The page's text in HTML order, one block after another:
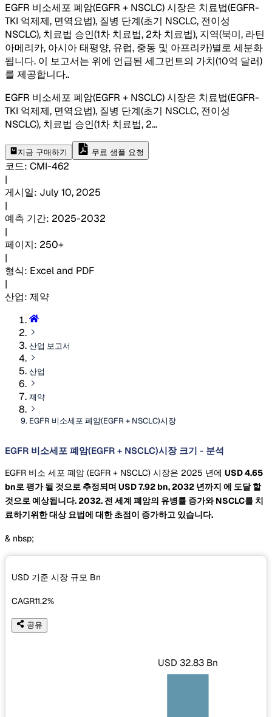
EGFR 비소세포 폐암(EGFR + NSCLC) 시장은 치료법(EGFR-
TKI 억제제, 면역요법), 질병 단계(초기 NSCLC, 전이성
NSCLC), 치료법 승인(1차 치료법, 2차 치료법), 지역(북미, 라틴
아메리카, 아시아 태평양, 유럽, 중동 및 아프리카)별로 세분화
됩니다. 이 보고서는 위에 언급된 세그먼트의 가치(10억 달러)
를 제공합니다..
EGFR 비소세포 폐암(EGFR + NSCLC) 시장은 치료법(EGFR-
TKI 억제제, 면역요법), 질병 단계(초기 NSCLC, 전이성
NSCLC), 치료법 승인(1차 치료법, 2...
지금 구매하기 무료 샘플 요청
코드: CMI-462
|
게시일: July 10, 2025
|
예측 기간: 2025-2032
|
페이지: 250+
|
형식: Excel and PDF
|
산업: 제약
산업 보고서
산업
제약
EGFR 비소세포 폐암(EGFR + NSCLC)시장
EGFR 비소세포 폐암(EGFR + NSCLC)시장 크기 - 분석
EGFR 비소 세포 폐암 (EGFR + NSCLC) 시장은 2025 년에 USD 4.65
bn로 평가 될 것으로 추정되며 USD 7.92 bn, 2032 년까지 에 도달 할
것으로 예상됩니다. 2032. 전 세계 폐암의 유병률 증가와 NSCLC를 치
료하기위한 대상 요법에 대한 초점이 증가하고 있습니다.
& nbsp;
USD 기준 시장 규모 Bn
CAGR11.2%
공유
USD 32.83 Bn